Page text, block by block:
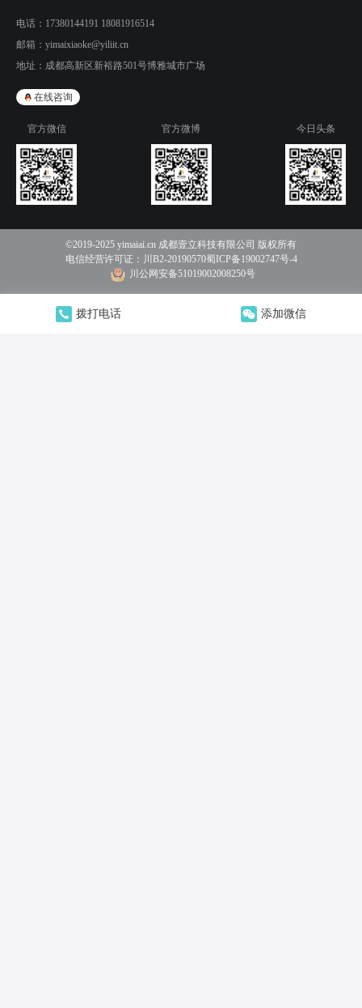
拨打电话 添加微信
电话： 17380144191 18081916514
邮箱： yimaixiaoke@yiliit.cn
地址： 成都高新区新裕路501号博雅城市广场
在线咨询
官方微信 官方微博 今日头条
©2019-2025 yimaiai.cn 成都壹立科技有限公司 版权所有
电信经营许可证： 川B2-20190570蜀ICP备19002747号-4
川公网安备51019002008250号